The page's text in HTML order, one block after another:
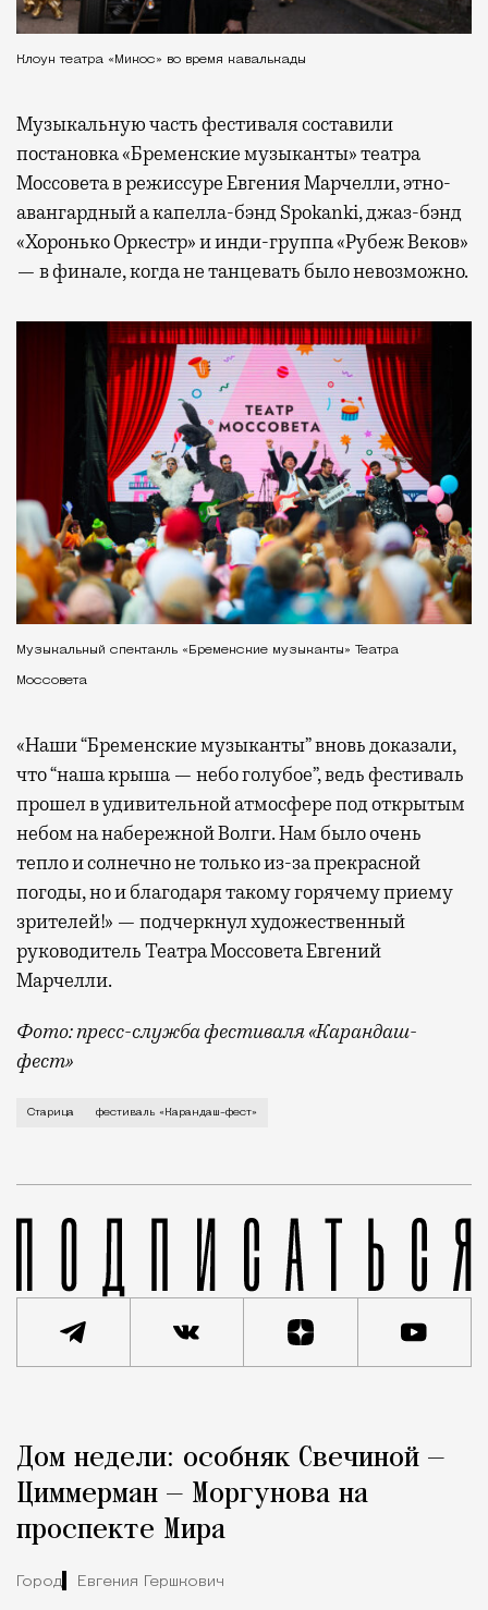
Клоун театра «Микос» во время кавалькады
Музыкальную часть фестиваля составили
постановка «Бременские музыканты» театра
Моссовета в режиссуре Евгения Марчелли, этно-
авангардный а капелла-бэнд Spokanki, джаз-бэнд
«Хоронько Оркестр» и инди-группа «Рубеж Веков»
— в финале, когда не танцевать было невозможно.
Музыкальный спектакль «Бременские музыканты» Театра
Моссовета
«Наши “Бременские музыканты” вновь доказали,
что “наша крыша — небо голубое”, ведь фестиваль
прошел в удивительной атмосфере под открытым
небом на набережной Волги. Нам было очень
тепло и солнечно не только из-за прекрасной
погоды, но и благодаря такому горячему приему
зрителей!» — подчеркнул художественный
руководитель Театра Моссовета Евгений
Марчелли.
Фото: пресс-служба фестиваля «Карандаш-
фест»
В минувший уикенд маленькая Старица в
Старица фестиваль «Карандаш-фест»
Город
Дом недели: особняк Свечиной —
Циммерман — Моргунова на
проспекте Мира
Город Евгения Гершкович